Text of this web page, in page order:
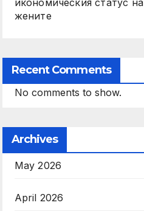
икономическия статус на
жените
Recent Comments
No comments to show.
Archives
May 2026
April 2026